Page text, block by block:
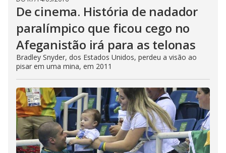
De cinema. História de nadador
paralímpico que ficou cego no
Afeganistão irá para as telonas
Bradley Snyder, dos Estados Unidos, perdeu a visão ao
pisar em uma mina, em 2011